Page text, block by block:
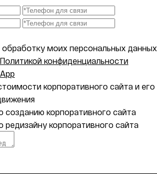
обработку моих персональных данных
Политикой конфиденциальности
корпоративного сайта и его
созданию корпоративного сайта
редизайну корпоративного сайта